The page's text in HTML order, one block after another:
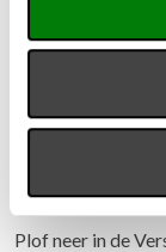
Versluis
Plof neer in de